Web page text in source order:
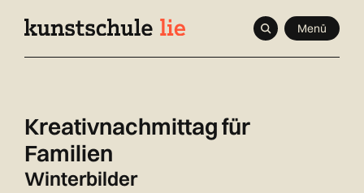
Navigieren
Seitenkontext Menü
Kreativnachmittag für
Familien
Winterbilder